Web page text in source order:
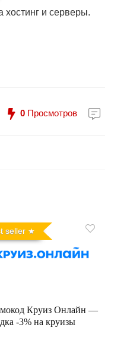
хостинг и серверы.
0 Просмотров
seller
Круиз Онлайн —
-3% на круизы